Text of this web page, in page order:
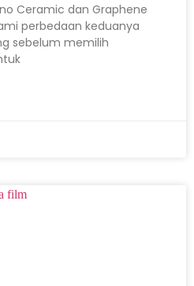
Ceramic dan Graphene
perbedaan keduanya
sebelum memilih